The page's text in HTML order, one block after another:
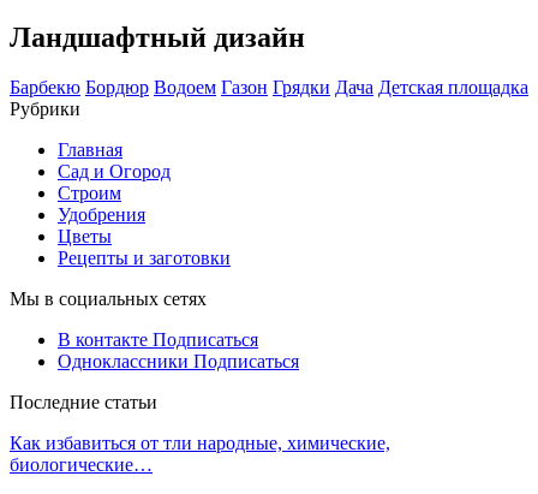
Ландшафтный дизайн
Барбекю Бордюр Водоем Газон Грядки Дача Детская площадка
Рубрики
Главная
Сад и Огород
Строим
Удобрения
Цветы
Рецепты и заготовки
Мы в социальных сетях
В контакте Подписаться
Одноклассники Подписаться
Последние статьи
Как избавиться от тли народные, химические,
биологические…